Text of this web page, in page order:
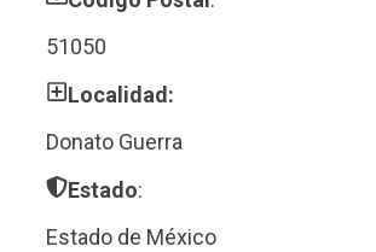
51050
Localidad:
Donato Guerra
Estado:
Estado de México